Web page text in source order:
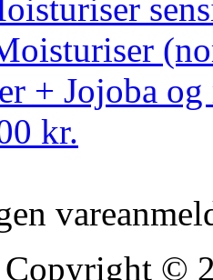
+ Jojoba
kr.
Copyright ©